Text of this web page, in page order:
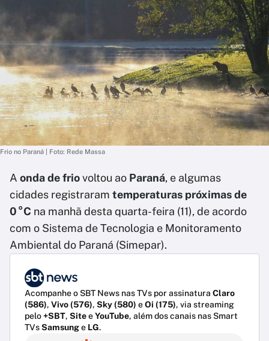
Frio no Paraná | Foto: Rede Massa
A onda de friovoltou ao Paraná, e algumas
cidades registraram temperaturas próximas de
0 °C na manhã desta quarta-feira (11), de acordo
com o Sistema de Tecnologia e Monitoramento
Ambiental do Paraná (Simepar).
Acompanhe o SBT News nas TVs por assinatura Claro
(586), Vivo (576), Sky (580) eOi (175), via streaming
pelo+SBT, SiteeYouTube, além dos canais nas Smart
TVsSamsunge LG.